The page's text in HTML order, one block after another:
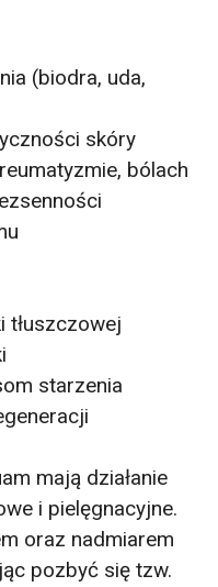
(biodra, uda,
skóry
bólach
tłuszczowej
starzenia
mają działanie
i pielęgnacyjne.
oraz nadmiarem
pozbyć się tzw.